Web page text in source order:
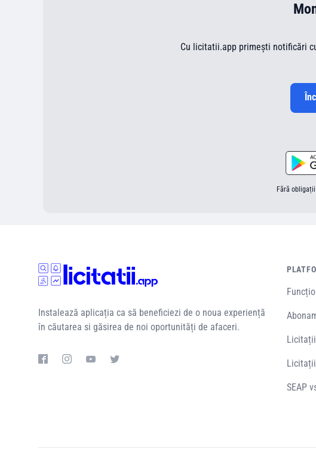
Cu licitatii.app primești notificări
Fără
Instalează aplicația ca să beneficiezi de o noua experiență
în căutarea si găsirea de noi oportunități de afaceri.
SEAP